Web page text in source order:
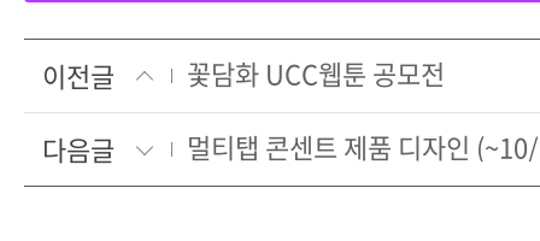
이전글
꽃담화 UCC웹툰 공모전
다음글
멀티탭 콘센트 제품 디자인